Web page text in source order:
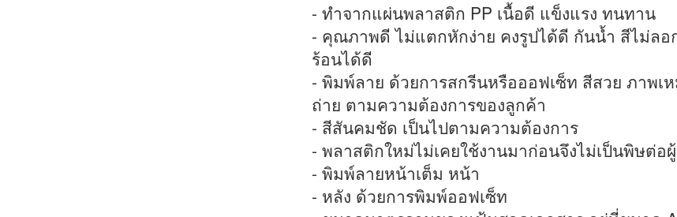
- ทำจากแผ่นพลาสติก PP เนื้อดี แข็งแรง ทนทาน
- คุณภาพดี ไม่แตกหักง่าย คงรูปได้ดี กันน้ำ สีไม่ลอ
ร้อนได้ดี
- พิมพ์ลาย ด้วยการสกรีนหรือออฟเซ็ท สีสวย ภาพเ
ถ่าย ตามความต้องการของลูกค้า
- สีสันคมชัด เป็นไปตามความต้องการ
- พลาสติกใหม่ไม่เคยใช้งานมาก่อนจึงไม่เป็นพิษต่อ
- พิมพ์ลายหน้าเต็ม หน้า
- หลัง ด้วยการพิมพ์ออฟเซ็ท